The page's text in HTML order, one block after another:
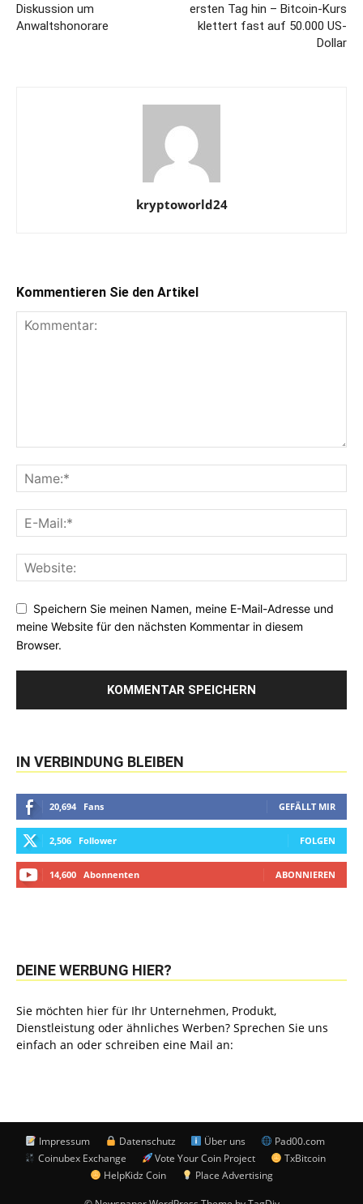
Diskussion um
Anwaltshonorare
ersten Tag hin – Bitcoin-Kurs
klettert fast auf 50.000 US-
Dollar
kryptoworld24
Kommentieren Sie den Artikel
Speichern Sie meinen Namen, meine E-Mail-Adresse und
meine Website für den nächsten Kommentar in diesem
Browser.
IN VERBINDUNG BLEIBEN
20,694 Fans GEFÄLLT MIR
2,506 Follower FOLGEN
14,600 Abonnenten ABONNIEREN
DEINE WERBUNG HIER?
Sie möchten hier für Ihr Unternehmen, Produkt,
Dienstleistung oder ähnliches Werben? Sprechen Sie uns
einfach an oder schreiben eine Mail an:
Impressum Datenschutz Über uns
Pad00.com
Coinubex Exchange
Vote Your Coin Project
TxBitcoin
HelpKidz Coin
Place Advertising